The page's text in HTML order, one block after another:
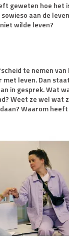
geweten hoe het
aan de
wilde leven?
te nemen
met leven. Dan
in gesprek. Wat
Weet ze wel wat
Waarom